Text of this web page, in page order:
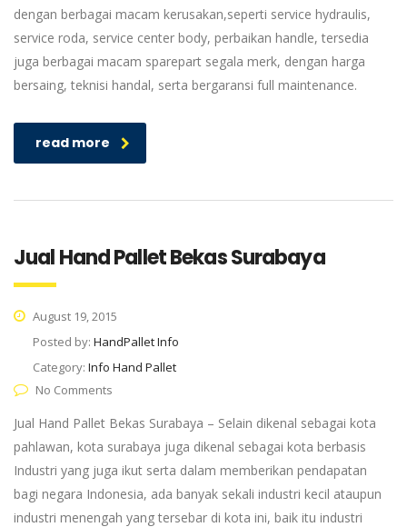
dengan berbagai macam kerusakan,seperti service hydraulis,
service roda, service center body, perbaikan handle, tersedia
juga berbagai macam sparepart segala merk, dengan harga
bersaing, teknisi handal, serta bergaransi full maintenance.
read more
Jual Hand Pallet Bekas Surabaya
August 19, 2015
Posted by: HandPallet Info
Category: Info Hand Pallet
No Comments
Jual Hand Pallet Bekas Surabaya – Selain dikenal sebagai kota
pahlawan, kota surabaya juga dikenal sebagai kota berbasis
Industri yang juga ikut serta dalam memberikan pendapatan
bagi negara Indonesia, ada banyak sekali industri kecil ataupun
industri menengah yang tersebar di kota ini, baik itu industri